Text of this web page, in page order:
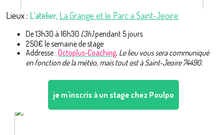
Lieux : L'atelier, La Grange et le Parc a Saint-Jeoire
De 13h30 à 16h30 (3h)pendant 5 jours
250€ le semaine de stage
Addresse : Octoplus-Coaching, Le lieu vous sera communiqué
en fonction de la météo, mais tout est à Saint-Jeoire 74490.
je m'inscris à un stage chez Poulpo